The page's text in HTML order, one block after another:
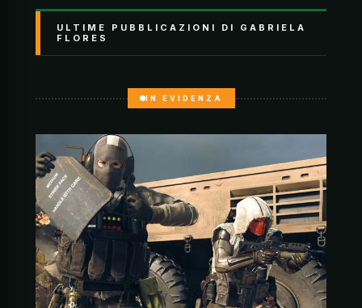
ULTIME PUBBLICAZIONI DI GABRIELA
FLORES
IN EVIDENZA